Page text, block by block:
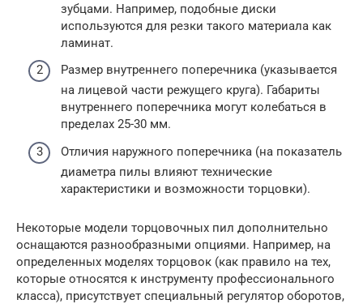
зубцами. Например, подобные диски
используются для резки такого материала как
ламинат.
Размер внутреннего поперечника (указывается
на лицевой части режущего круга). Габариты
внутреннего поперечника могут колебаться в
пределах 25-30 мм.
Отличия наружного поперечника (на показатель
диаметра пилы влияют технические
характеристики и возможности торцовки).
Некоторые модели торцовочных пил дополнительно
оснащаются разнообразными опциями. Например, на
определенных моделях торцовок (как правило на тех,
которые относятся к инструменту профессионального
класса), присутствует специальный регулятор оборотов,